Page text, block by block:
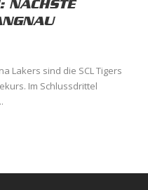
NÄCHSTE
Lakers sind die SCL Tigers
Im Schlussdrittel